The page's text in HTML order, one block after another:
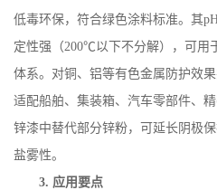
低毒环保，符合绿色涂料标准。其
定性强（200℃以下不分解），可用
体系。对铜、铝等有色金属防护效
适配船舶、集装箱、汽车零部件、
锌漆中替代部分锌粉，可延长阴极
盐雾性。
3. 应用要点